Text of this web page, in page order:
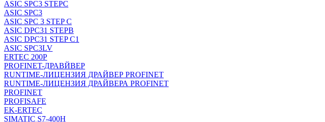
ASIC SPC3 STEPC
ASIC SPC3
ASIC SPC 3 STEP C
ASIC DPC31 STEPB
ASIC DPC31 STEP C1
ASIC SPC3LV
ERTEC 200P
PROFINET-ДРАВЙВЕР
RUNTIME-ЛИЦЕНЗИЯ ДРАЙВЕР PROFINET
RUNTIME-ЛИЦЕНЗИЯ ДРАЙВЕРА PROFINET
PROFINET
PROFISAFE
EK-ERTEC
SIMATIC S7-400H